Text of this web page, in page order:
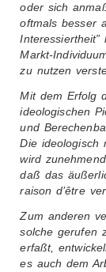
oder sich
oftmals besser
Markt-
zu nutzen
Mit dem Erfolg
ideologischen
und
Die ideologisch
wird
daß das
raison d’être
Zum anderen
solche gerufen
erfaßt,
es auch dem